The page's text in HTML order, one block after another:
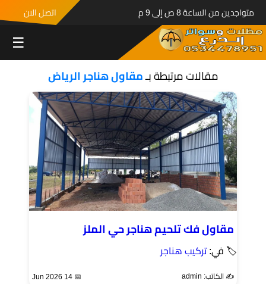
متواجدين من الساعة 8 ص إلى 9 م اتصل الان
☰
مقالات مرتبطة بـمقاول هناجر الرياض
مقاول فك تلحيم هناجر حي الملز
🏷 في:تركيب هناجر
✍️ الكاتب: admin 📅 14 Jun 2026